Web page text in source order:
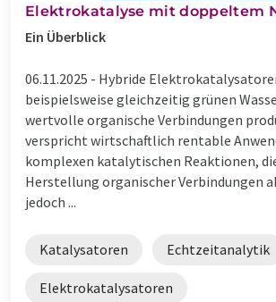
Elektrokatalyse mit doppeltem
Ein Überblick
06.11.2025 - Hybride
beispielsweise gleichzeitig grünen
wertvolle organische Verbindungen
verspricht wirtschaftlich rentable
komplexen katalytischen Reaktionen,
Herstellung organischer Verbindungen
jedoch ...
Katalysatoren Echtzeitanalytik
Elektrokatalysatoren